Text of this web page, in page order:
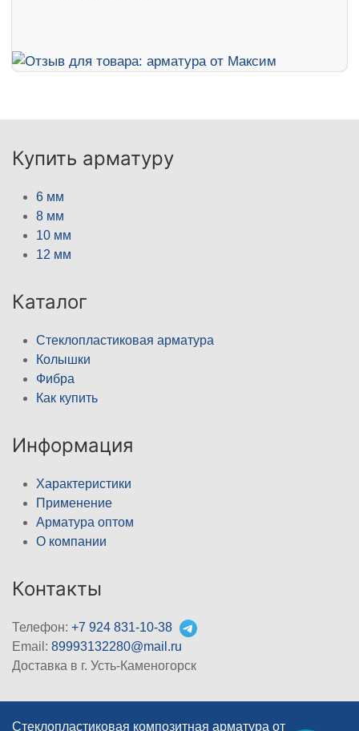
Купить арматуру
6 мм
8 мм
10 мм
12 мм
Каталог
Стеклопластиковая арматура
Колышки
Фибра
Как купить
Информация
Характеристики
Применение
Арматура оптом
О компании
Контакты
Телефон: +7 924 831-10-38
Email: 89993132280@mail.ru
Доставка в г. Усть-Каменогорск
Стеклопластиковая композитная арматура от